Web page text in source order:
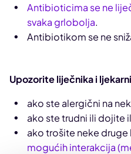
Antibioticima se ne
svaka grlobolja.
Antibiotikom se ne
Upozorite liječnika i
ako ste alergični na
ako ste trudni ili dojite
ako trošite neke druge
mogućih interakcija